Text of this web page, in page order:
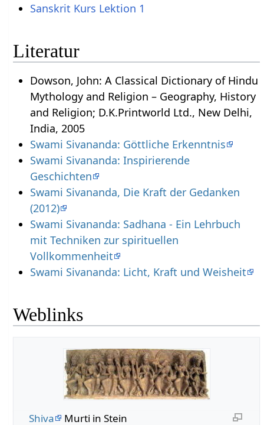
Sanskrit Kurs Lektion 1
Literatur
Dowson, John: A Classical Dictionary of Hindu
Mythology and Religion – Geography, History
and Religion; D.K.Printworld Ltd., New Delhi,
India, 2005
Swami Sivananda: Göttliche Erkenntnis
Swami Sivananda: Inspirierende
Geschichten
Swami Sivananda, Die Kraft der Gedanken
(2012)
Swami Sivananda: Sadhana - Ein Lehrbuch
mit Techniken zur spirituellen
Vollkommenheit
Swami Sivananda: Licht, Kraft und Weisheit
Weblinks
Shiva Murti in Stein